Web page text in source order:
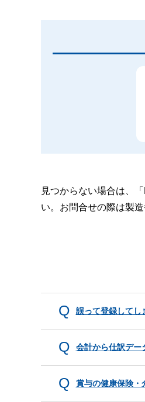
見つからない場合は、
い。お問合せの際は製
誤って登録してし
会計から仕訳デー
賞与の健康保険・